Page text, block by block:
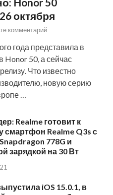
октября
комментарий
года представила в
Honor 50, а сейчас
Что известно
новую серию
…
Realme готовит к
смартфон Realme Q3s с
778G и
зарядкой на 30 Вт
iOS 15.0.1, в